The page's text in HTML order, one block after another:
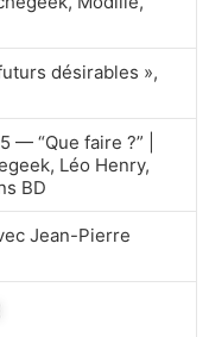
désirables »,
— “Que faire ?” |
Léo Henry,
BD
Jean-Pierre